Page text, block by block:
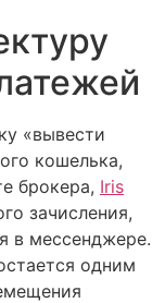
«вывести
кошелька,
брокера, Iris
зачисления,
в мессенджере.
одним